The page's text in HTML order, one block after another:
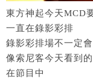
東方神起今天MCD
一直在錄影彩排
錄影彩排場不一定
像索尼客今天看到
在節目中